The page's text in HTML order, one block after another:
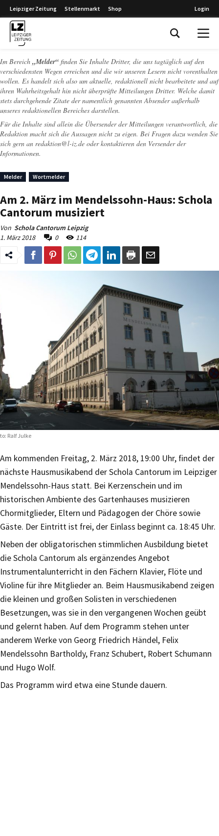
Leipziger Zeitung Stellenmarkt Shop Login
Im Bereich „Melder“ finden Sie Inhalte Dritter, die uns tagtäglich auf den
verschiedensten Wegen erreichen und die wir unseren Lesern nicht vorenthalten
wollen. Es handelt sich also um aktuelle, redaktionell nicht bearbeitete und auf
ihren Wahrheitsgehalt hin nicht überprüfte Mitteilungen Dritter. Welche damit
stets durchgehende Zitate der namentlich genannten Absender außerhalb
unseres redaktionellen Bereiches darstellen.
Für die Inhalte sind allein die Übersender der Mitteilungen verantwortlich, die
Redaktion macht sich die Aussagen nicht zu eigen. Bei Fragen dazu wenden Sie
sich gern an redaktion@l-iz.de oder kontaktieren den Versender der
Informationen.
Melder Wortmelder
Am 2. März im Mendelssohn-Haus: Schola
Cantorum musiziert
Von Schola Cantorum Leipzig
1. März 2018
0 114
Ralf Julke
Am kommenden Freitag, 2. März 2018, 19:00 Uhr, findet der
nächste Hausmusikabend der Schola Cantorum im Leipziger
Mendelssohn-Haus statt. Bei Kerzenschein und im
historischen Ambiente des Gartenhauses musizieren
Chormitglieder, Eltern und Pädagogen der Chöre sowie
Gäste. Der Eintritt ist frei, der Einlass beginnt ca. 18:45 Uhr.
Neben der obligatorischen stimmlichen Ausbildung bietet
die Schola Cantorum als ergänzendes Angebot
Instrumentalunterricht in den Fächern Klavier, Flöte und
Violine für ihre Mitglieder an. Beim Hausmusikabend zeigen
die kleinen und großen Solisten in verschiedenen
Besetzungen, was sie in den vergangenen Wochen geübt
und gelernt haben. Auf dem Programm stehen unter
anderem Werke von Georg Friedrich Händel, Felix
Mendelssohn Bartholdy, Franz Schubert, Robert Schumann
und Hugo Wolf.
Das Programm wird etwa eine Stunde dauern.